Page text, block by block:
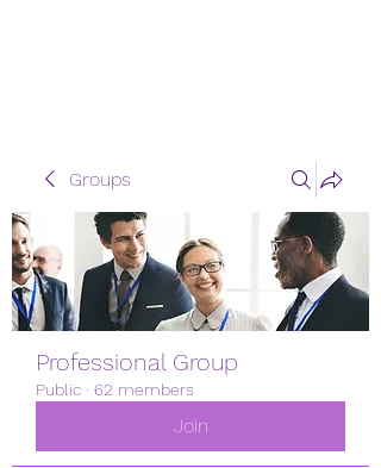
Groups
Professional Group
Public · 62 members
Join